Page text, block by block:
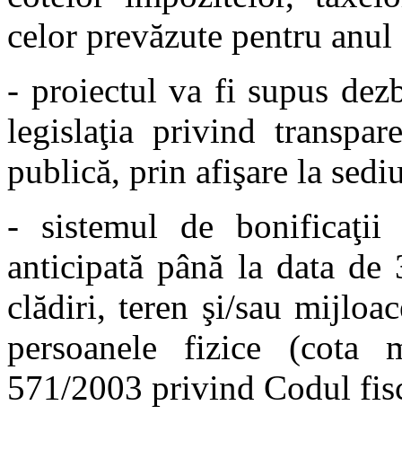
celor prevăzute pentru
- proiectul va fi supus
legislaţia privind
publică, prin afişare la
- sistemul de bonificaţii
anticipată până la data
clădiri, teren şi/sau
persoanele fizice (cota
571/2003 privind Codul